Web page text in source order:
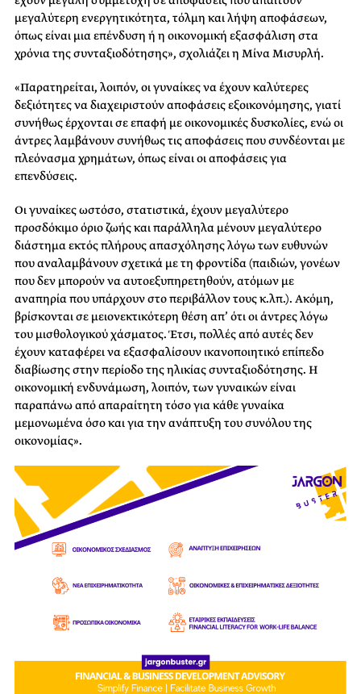
μεγαλύτερη ενεργητικότητα, τόλμη και λήψη αποφάσεων,
όπως είναι μια επένδυση ή η οικονομική εξασφάλιση στα
χρόνια της συνταξιοδότησης», σχολιάζει η Μίνα Μισυρλή.
«Παρατηρείται, λοιπόν, οι γυναίκες να έχουν καλύτερες
δεξιότητες να διαχειριστούν αποφάσεις εξοικονόμησης, γιατί
συνήθως έρχονται σε επαφή με οικονομικές δυσκολίες, ενώ οι
άντρες λαμβάνουν συνήθως τις αποφάσεις που συνδέονται με
πλεόνασμα χρημάτων, όπως είναι οι αποφάσεις για
επενδύσεις.
Οι γυναίκες ωστόσο, στατιστικά, έχουν μεγαλύτερο
προσδόκιμο όριο ζωής και παράλληλα μένουν μεγαλύτερο
διάστημα εκτός πλήρους απασχόλησης λόγω των ευθυνών
που αναλαμβάνουν σχετικά με τη φροντίδα (παιδιών, γονέων
που δεν μπορούν να αυτοεξυπηρετηθούν, ατόμων με
αναπηρία που υπάρχουν στο περιβάλλον τους κ.λπ.). Ακόμη,
βρίσκονται σε μειονεκτικότερη θέση απ’ ότι οι άντρες λόγω
του μισθολογικού χάσματος. Έτσι, πολλές από αυτές δεν
έχουν καταφέρει να εξασφαλίσουν ικανοποιητικό επίπεδο
διαβίωσης στην περίοδο της ηλικίας συνταξιοδότησης. Η
οικονομική ενδυνάμωση, λοιπόν, των γυναικών είναι
παραπάνω από απαραίτητη τόσο για κάθε γυναίκα
μεμονωμένα όσο και για την ανάπτυξη του συνόλου της
οικονομίας».